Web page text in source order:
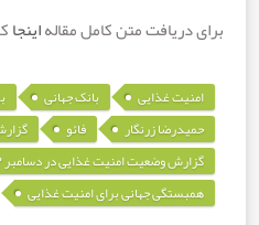
متن کامل مقاله اینجا کلیک
, بانک جهانی , برنامه جهانی
زرنگار , فائو گزارش چشم انداز
وضعیت امنیت غذایی در دسامبر ۲۰۲۲ ,
جهانی برای امنیت غذایی